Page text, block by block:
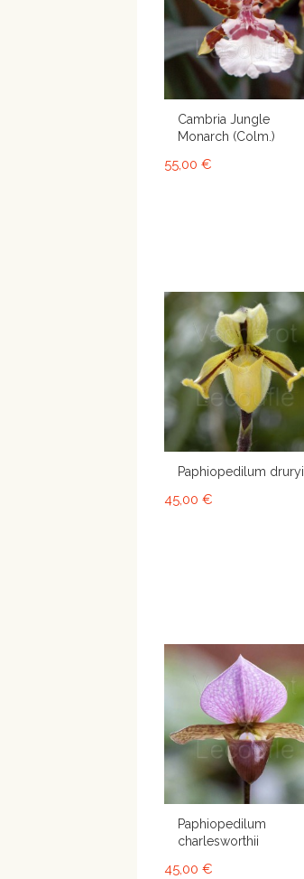
Cambria Jungle
Monarch (Colm.)
55,00 €
Paphiopedilum druryi
45,00 €
Paphiopedilum
charlesworthii
45,00 €